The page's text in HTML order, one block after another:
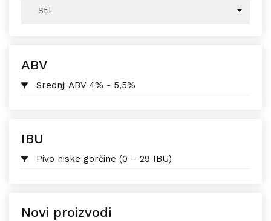
Stil
ABV
Srednji ABV 4% - 5,5%
IBU
Pivo niske gorčine (0 – 29 IBU)
Novi proizvodi